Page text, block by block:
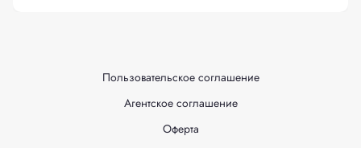
Пользовательское соглашение
Агентское соглашение
Оферта